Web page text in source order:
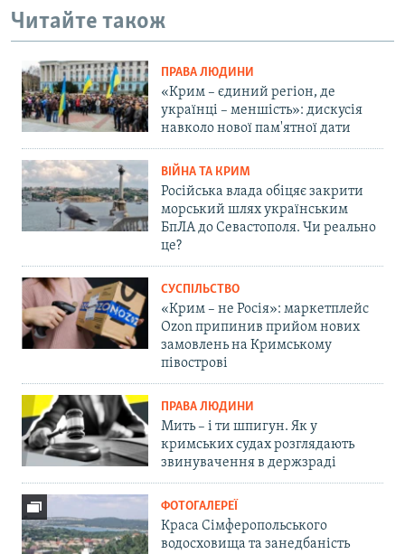
Читайте також
ПРАВА ЛЮДИНИ
«Крим – єдиний регіон, де
українці – меншість»: дискусія
навколо нової пам'ятної дати
ВІЙНА ТА КРИМ
Російська влада обіцяє закрити
морський шлях українським
БпЛА до Севастополя. Чи реально
це?
СУСПІЛЬСТВО
«Крим – не Росія»: маркетплейс
Ozon припинив прийом нових
замовлень на Кримському
півострові
ПРАВА ЛЮДИНИ
Мить – і ти шпигун. Як у
кримських судах розглядають
звинувачення в держзраді
ФОТОГАЛЕРЕЇ
Краса Сімферопольського
водосховища та занедбаність